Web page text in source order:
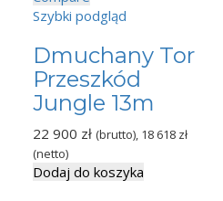
Szybki podgląd
Dmuchany Tor
Przeszkód
Jungle 13m
22 900 zł (brutto), 18 618 zł
(netto)
Dodaj do koszyka